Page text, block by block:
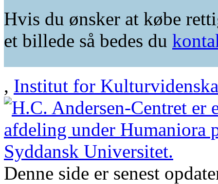
Hvis du ønsker at købe
et billede så bedes du
, Institut for
Denne side er senest